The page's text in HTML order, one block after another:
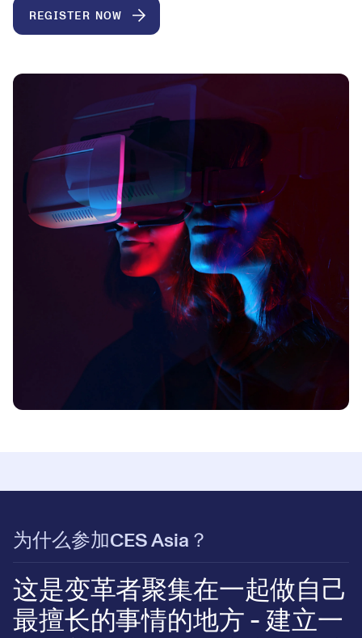
REGISTER NOW
为什么参加CES Asia？
这是变革者聚集在一起做自己
最擅长的事情的地方 - 建立一